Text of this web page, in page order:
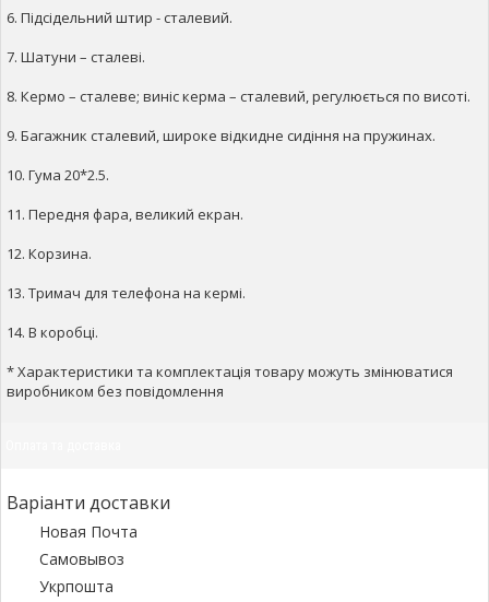
6. Підсідельний штир - сталевий.
7. Шатуни – сталеві.
8. Кермо – сталеве; виніс керма – сталевий, регулюється по висоті.
9. Багажник сталевий, широке відкидне сидіння на пружинах.
10. Гума 20*2.5.
11. Передня фара, великий екран.
12. Корзина.
13. Тримач для телефона на кермі.
14. В коробці.
* Характеристики та комплектація товару можуть змінюватися
виробником без повідомлення
Варіанти доставки
Новая Почта
Самовывоз
Укрпошта